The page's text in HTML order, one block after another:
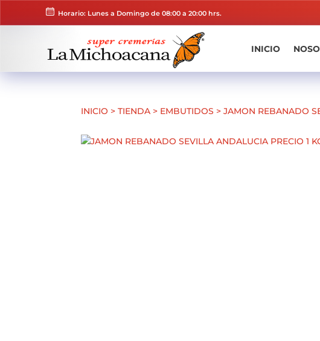
Horario: Lunes a Domingo de 08:00 a 20:00 hrs.
INICIO
INICIO >TIENDA > EMBUTIDOS >JAMON REBANADO